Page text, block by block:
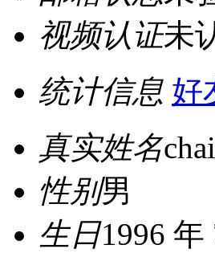
视频认证未
统计信息 好
真实姓名
性别男
生日1996 年